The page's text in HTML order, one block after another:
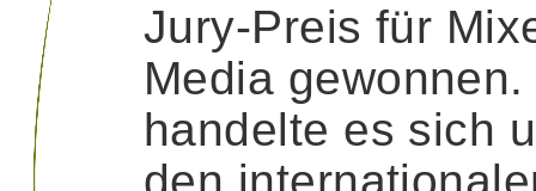
Jury-Preis für
Media
handelte es sich